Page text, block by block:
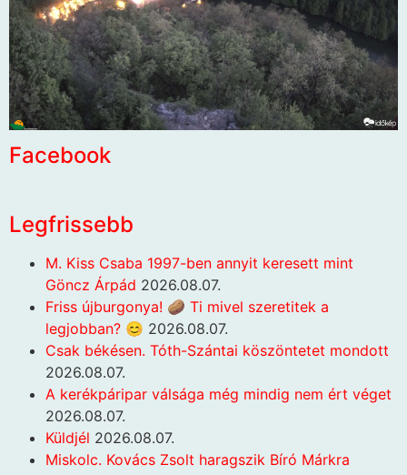
Facebook
Legfrissebb
M. Kiss Csaba 1997-ben annyit keresett mint
Göncz Árpád 2026.08.07.
Friss újburgonya! 🥔 Ti mivel szeretitek a
legjobban? 😊 2026.08.07.
Csak békésen. Tóth-Szántai köszöntetet mondott
2026.08.07.
A kerékpáripar válsága még mindig nem ért véget
2026.08.07.
Küldjél 2026.08.07.
Miskolc. Kovács Zsolt haragszik Bíró Márkra